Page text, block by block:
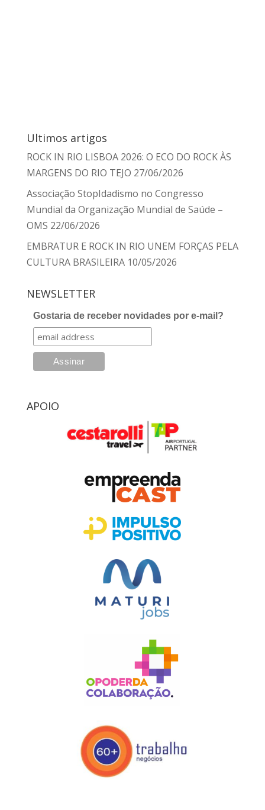
Ultimos artigos
ROCK IN RIO LISBOA 2026: O ECO DO ROCK ÀS
MARGENS DO RIO TEJO 27/06/2026
Associação StopIdadismo no Congresso
Mundial da Organização Mundial de Saúde –
OMS 22/06/2026
EMBRATUR E ROCK IN RIO UNEM FORÇAS PELA
CULTURA BRASILEIRA 10/05/2026
NEWSLETTER
Gostaria de receber novidades por e-mail?
APOIO